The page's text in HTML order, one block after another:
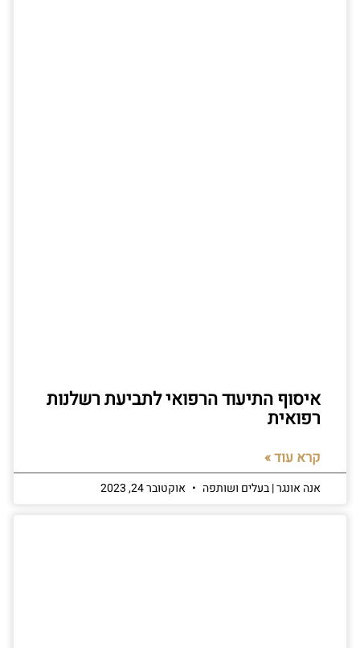
איסוף התיעוד הרפואי לתביעת רשלנות
רפואית
קרא עוד »
אנה אונגר | בעלים ושותפה אוקטובר 24, 2023